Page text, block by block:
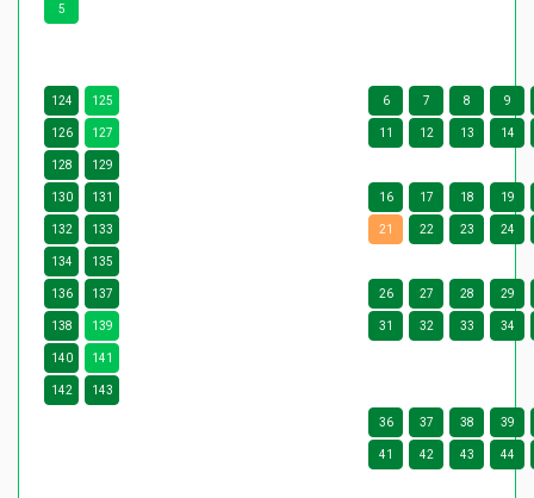
5
124 125 6 7 8 9
126 127 11 12 13 14
128 129
130 131 16 17 18 19
132 133 21 22 23 24
134 135
136 137 26 27 28 29
138 139 31 32 33 34
140 141
142 143
36 37 38 39
41 42 43 44